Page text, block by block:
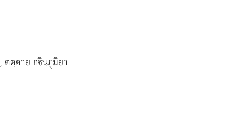
, ตตฺตาย กินภูมิยา.